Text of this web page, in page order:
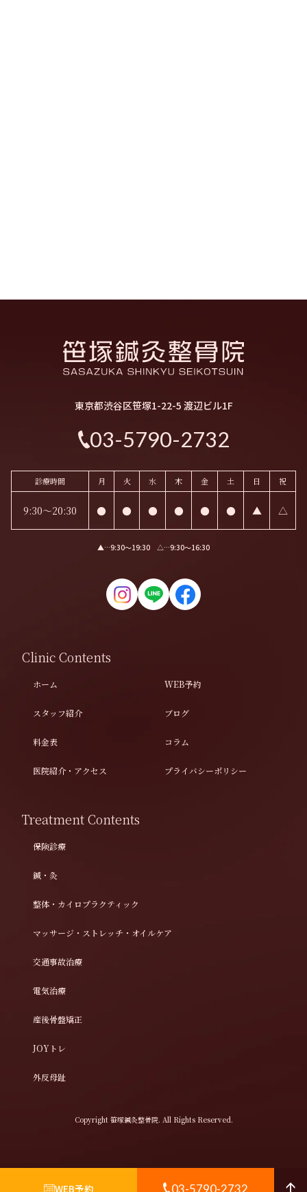
東京都渋谷区笹塚1-22-5 渡辺ビル1F
03-5790-2732
診療時間 月 火 水 木 金 土 日 祝
9:30～20:30 ● ● ● ● ● ● ▲ △
▲…9:30〜19:30 △…9:30〜16:30
Clinic Contents
ホーム
スタッフ紹介
料金表
医院紹介・アクセス
WEB予約
ブログ
コラム
プライバシーポリシー
Treatment Contents
保険診療
鍼・灸
整体・カイロプラクティック
マッサージ・ストレッチ・オイルケア
交通事故治療
電気治療
産後骨盤矯正
JOYトレ
外反母趾
Copyright 笹塚鍼灸整骨院. All Rights Reserved.
WEB予約 03-5790-2732